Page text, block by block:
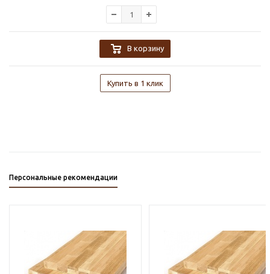
В корзину
Купить в 1 клик
Персональные рекомендации